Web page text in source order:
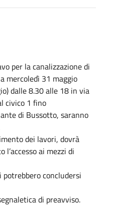
per la canalizzazione di
mercoledì 31 maggio
dalle 8.30 alle 18 in via
civico 1 fino
di Bussotto, saranno
dei lavori, dovrà
l’accesso ai mezzi di
concludersi
di preavviso.